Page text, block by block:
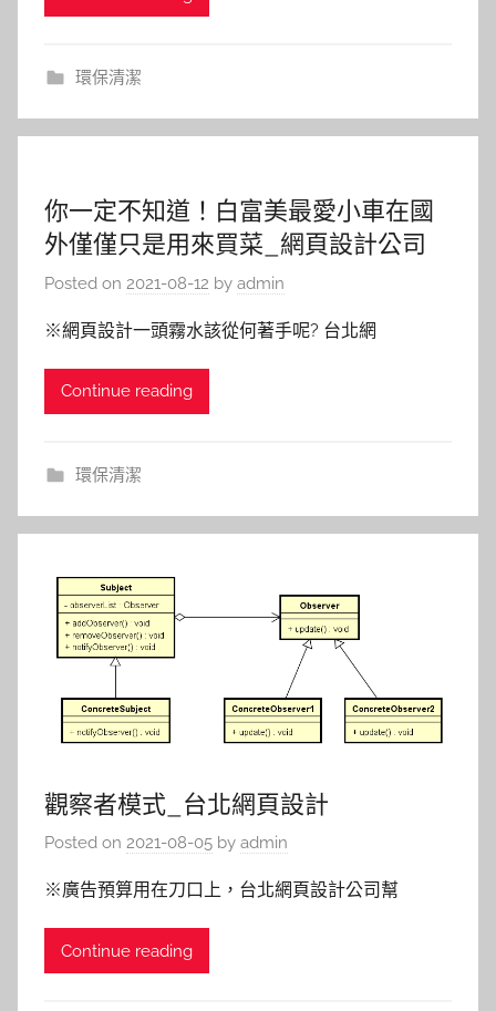
環保清潔
你一定不知道！白富美最愛小車在國
外僅僅只是用來買菜_網頁設計公司
Posted on 2021-08-12 by admin
※網頁設計一頭霧水該從何著手呢? 台北網
Continue reading
環保清潔
觀察者模式_台北網頁設計
Posted on 2021-08-05 by admin
※廣告預算用在刀口上，台北網頁設計公司幫
Continue reading